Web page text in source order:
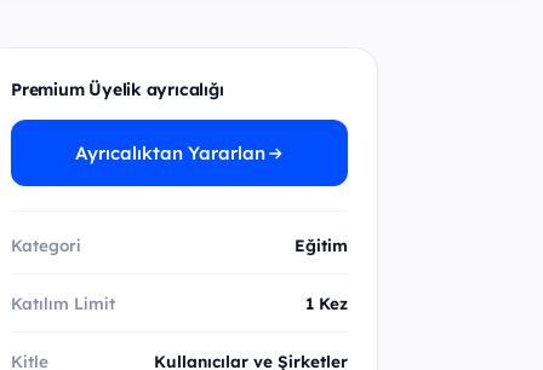
daha
Engelleri atla, skorunu arkadaşlarınla
yarıştır.
Izgara doldur, zorluğunu seç, puanını
hücrelerden geç.
Premium Üyelik ayrıcalığı
Ayrıcalıktan Yararlan
Kategori Eğitim
Katılım Limit 1 Kez
Kitle Kullanıcılar ve Şirketler